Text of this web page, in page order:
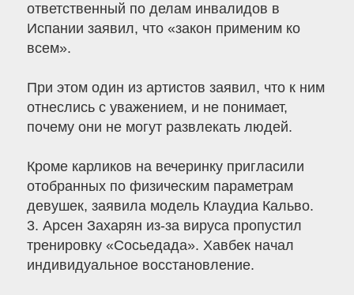
ответственный по делам инвалидов в
Испании заявил, что «закон применим ко
всем».
При этом один из артистов заявил, что к ним
отнеслись с уважением, и не понимает,
почему они не могут развлекать людей.
Кроме карликов на вечеринку пригласили
отобранных по физическим параметрам
девушек, заявила модель Клаудиа Кальво.
3. Арсен Захарян из-за вируса пропустил
тренировку «Сосьедада». Хавбек начал
индивидуальное восстановление.